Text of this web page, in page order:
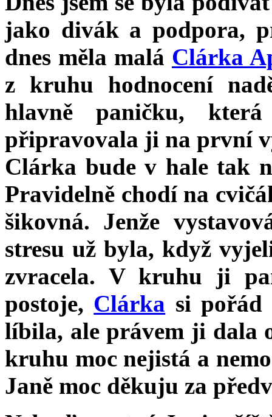
jako divák a podpora,
dnes měla malá Clárka
z kruhu hodnocení
hlavně paničku,
připravovala ji na první
Clárka bude v hale tak
Pravidelně chodí na
šikovná. Jenže
stresu už byla, když
zvracela. V kruhu ji
postoje, Clárka si pořád
líbila, ale právem ji dala
kruhu moc nejistá a
Janě moc děkuju za